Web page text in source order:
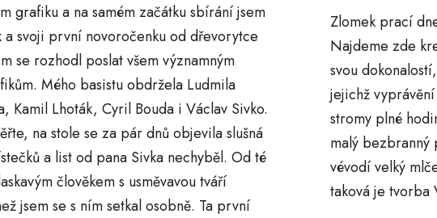
grafiku a na samém začátku sbírání jsem
a svoji první novoročenku od dřevorytce
se rozhodl poslat všem významným
Mého basistu obdržela Ludmila
Kamil Lhoták, Cyril Bouda i Václav Sivko.
na stole se za pár dnů objevila slušná
a list od pana Sivka nechyběl. Od té
člověkem s usměvavou tváří
jsem se s ním setkal osobně. Ta první
Zlomek prací
Najdeme zde
svou
jejichž
stromy plné
malý
vévodí velký
taková je tvorba